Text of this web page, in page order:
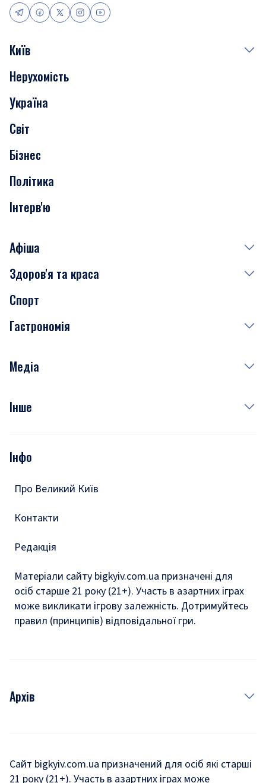
Київ
Події
Скандали
Нерухомість
Транспорт
Нерухомість
Україна
Світ
Бізнес
Політика
Інтерв'ю
Афіша
Сьогодні
Завтра
Субота
Здоров'я та краса
Медицина
Краса
Спорт
Гастрономія
Рецепти
Медіа
Фото
Подкасти
Інше
Тести
Інфо
Про Великий Київ
Контакти
Редакція
Матеріали сайту bigkyiv.com.ua призначені для
осіб старше 21 року (21+). Участь в азартних іграх
може викликати ігрову залежність. Дотримуйтесь
правил (принципів) відповідальної гри.
Архів
Комуналка
Сайт bigkyiv.com.ua призначений для осіб які старші
21 року (21+). Участь в азартних іграх може